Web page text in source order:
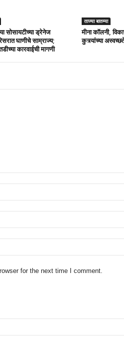
सोसायटीच्या ड्रेनेज
घाणीचे साम्राज्य;
कारवाईची मागणी
ताज्या बातम्या
मीना कॉलनी,
कुत्र्यांच्या
for the next time I comment.